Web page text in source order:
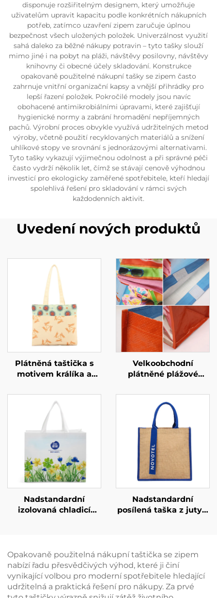
disponuje rozšiřitelným designem, který umožňuje
uživatelům upravit kapacitu podle konkrétních nákupních
potřeb, zatímco uzavření zipem zaručuje úplnou
bezpečnost všech uložených položek. Univerzálnost využití
sahá daleko za běžné nákupy potravin – tyto tašky slouží
mimo jiné i na pobyt na pláži, návštěvy posilovny, návštěvy
knihovny či obecné účely skladování. Konstrukce
opakovaně použitelné nákupní tašky se zipem často
zahrnuje vnitřní organizační kapsy a vnější přihrádky pro
lepší řazení položek. Pokročilé modely jsou navíc
obohacené antimikrobiálními úpravami, které zajišťují
hygienické normy a zabrání hromadění nepříjemných
pachů. Výrobní proces obvykle využívá udržitelných metod
výroby, včetně použití recyklovaných materiálů a snížení
uhlíkové stopy ve srovnání s jednorázovými alternativami.
Tyto tašky vykazují výjimečnou odolnost a při správné péči
často vydrží několik let, čímž se stávají cenově výhodnou
investicí pro ekologicky zaměřené spotřebitele, kteří hledají
spolehlivá řešení pro skladování v rámci svých
každodenních aktivit.
Uvedení nových produktů
Plátněná taštička s
motivem králíka a
jedinečný umělecký
dárek pro branding
Velkoobchodní
plátněné plážové
na míru – odolné
propagační nákupní
taštičky pro zakoupení
velkým balením
Nadstandardní
izolovaná chladicí
taška s motivem
ptáků a květin
Nadstandardní
posílená taška z juty –
viditelnost značky
Opakovaně použitelná nákupní taštička se zipem
nabízí řadu přesvědčivých výhod, které ji činí
vynikající volbou pro moderní spotřebitele hledající
udržitelná a praktická řešení pro nákupy. Za prvé